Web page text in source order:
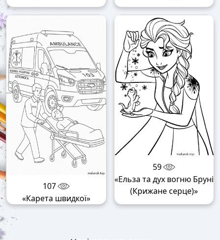
107
«Карета швидкої»
59
«Ельза та дух вогню Бруні
(Крижане серце)»